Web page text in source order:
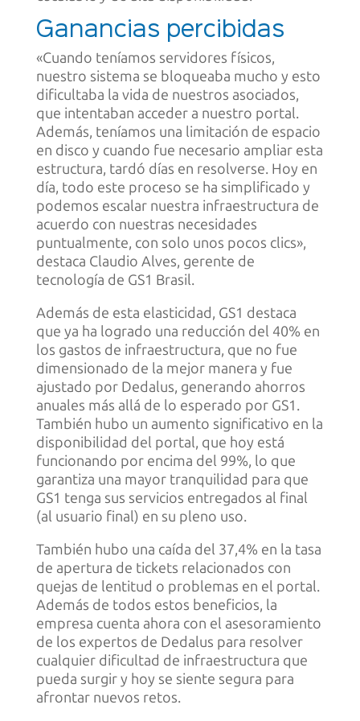
Ganancias percibidas
«Cuando teníamos servidores físicos,
nuestro sistema se bloqueaba mucho y esto
dificultaba la vida de nuestros asociados,
que intentaban acceder a nuestro portal.
Además, teníamos una limitación de espacio
en disco y cuando fue necesario ampliar esta
estructura, tardó días en resolverse. Hoy en
día, todo este proceso se ha simplificado y
podemos escalar nuestra infraestructura de
acuerdo con nuestras necesidades
puntualmente, con solo unos pocos clics»,
destaca Claudio Alves, gerente de
tecnología de GS1 Brasil.
Además de esta elasticidad, GS1 destaca
que ya ha logrado una reducción del 40% en
los gastos de infraestructura, que no fue
dimensionado de la mejor manera y fue
ajustado por Dedalus, generando ahorros
anuales más allá de lo esperado por GS1.
También hubo un aumento significativo en la
disponibilidad del portal, que hoy está
funcionando por encima del 99%, lo que
garantiza una mayor tranquilidad para que
GS1 tenga sus servicios entregados al final
(al usuario final) en su pleno uso.
También hubo una caída del 37,4% en la tasa
de apertura de tickets relacionados con
quejas de lentitud o problemas en el portal.
Además de todos estos beneficios, la
empresa cuenta ahora con el asesoramiento
de los expertos de Dedalus para resolver
cualquier dificultad de infraestructura que
pueda surgir y hoy se siente segura para
afrontar nuevos retos.